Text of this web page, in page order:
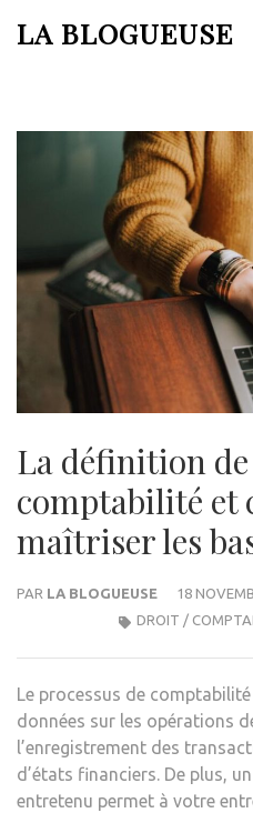
auLA BLOGUEUSE
La définition
comptabilité et
maîtriser les
PAR LA BLOGUEUSE
18
DROIT /
Le processus de
données sur les opérations
l’enregistrement des
d’états financiers. De plus,
entretenu permet à votre